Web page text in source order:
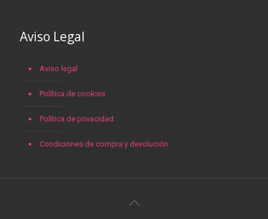
Aviso Legal
Aviso legal
Política de cookies
Política de privacidad
Condiciones de compra y devolución